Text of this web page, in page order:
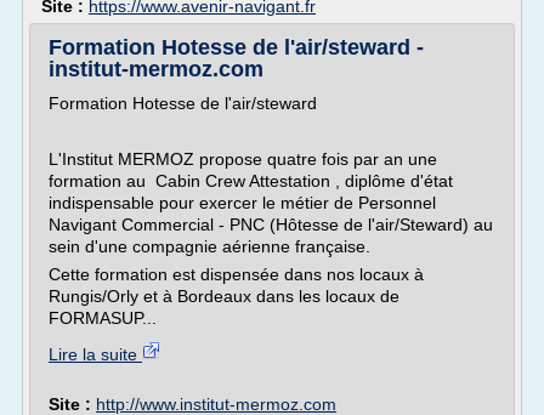
Site : https://www.avenir-navigant.fr
Formation Hotesse de l'air/steward -
institut-mermoz.com
Formation Hotesse de l'air/steward
L'Institut MERMOZ propose quatre fois par an une
formation au Cabin Crew Attestation , diplôme d'état
indispensable pour exercer le métier de Personnel
Navigant Commercial - PNC (Hôtesse de l'air/Steward) au
sein d'une compagnie aérienne française.
Cette formation est dispensée dans nos locaux à
Rungis/Orly et à Bordeaux dans les locaux de
FORMASUP...
Lire la suite
Site : http://www.institut-mermoz.com